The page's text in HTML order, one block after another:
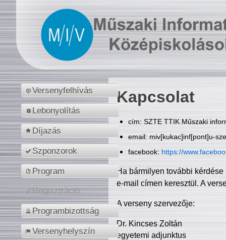
Versenyfelhívás
Lebonyolítás
Díjazás
Szponzorok
Program
Regisztráció
Programbizottság
Versenyhelyszín
Kapcsolat
cím: SZTE TTIK Műszaki
email: miv[kukac]inf[pont]u-
facebook: https://
Ha bármilyen további
e-mail címen keresztül. A
A verseny szervezője:
Dr. Kincses Zoltán
egyetemi adjunktus